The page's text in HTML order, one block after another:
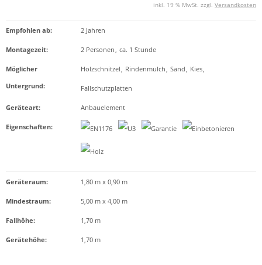
inkl. 19 % MwSt. zzgl. Versandkosten
Empfohlen ab: 2 Jahren
Montagezeit: 2 Personen, ca. 1 Stunde
Möglicher
Untergrund:
Holzschnitzel, Rindenmulch, Sand, Kies,
Fallschutzplatten
Geräteart: Anbauelement
Eigenschaften:
Geräteraum: 1,80 m x 0,90 m
Mindestraum: 5,00 m x 4,00 m
Fallhöhe: 1,70 m
Gerätehöhe: 1,70 m